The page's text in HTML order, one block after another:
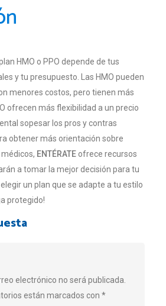
HMO o PPO depende de tus
y tu presupuesto. Las HMO pueden
menores costos, pero tienen más
ofrecen más flexibilidad a un precio
sopesar los pros y contras
obtener más orientación sobre
ENTÉRATE ofrece recursos
a tomar la mejor decisión para tu
un plan que se adapte a tu estilo
protegido!
electrónico no será publicada.
están marcados con *